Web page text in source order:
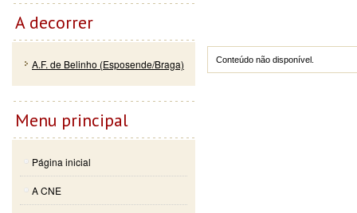
Conteúdo não disponível.
A decorrer
A.F. de Belinho (Esposende/Braga)
Menu principal
Página inicial
A CNE